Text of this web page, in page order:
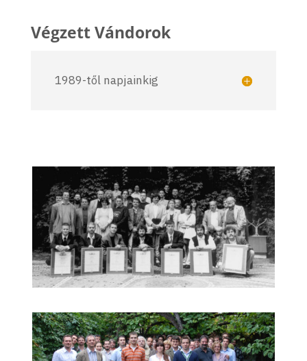
Végzett Vándorok
1989-től napjainkig